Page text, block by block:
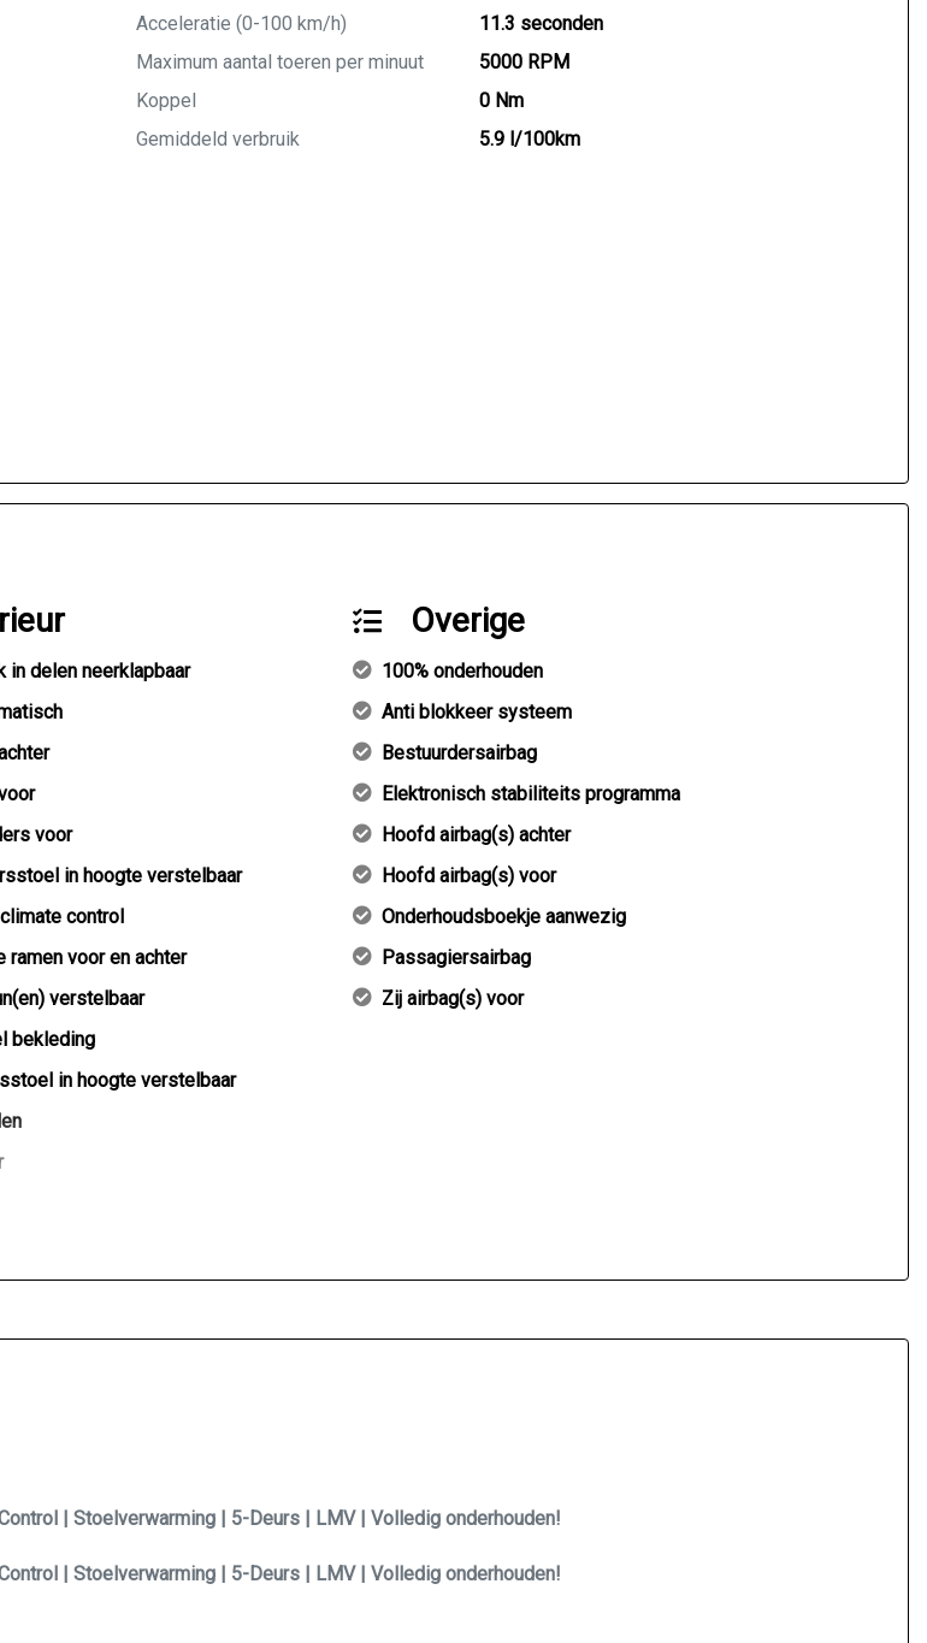
Acceleratie (0-100 km/h)
11.3 seconden
Maximum aantal toeren per minuut
5000 RPM
Koppel
0 Nm
Gemiddeld verbruik
5.9 l/100km
in delen neerklapbaar
voor
in hoogte verstelbaar
control
ramen voor en achter
verstelbaar
bekleding
in hoogte verstelbaar
Overige
100% onderhouden
Anti blokkeer systeem
Bestuurdersairbag
Elektronisch stabiliteits programma
Hoofd airbag(s) achter
Hoofd airbag(s) voor
Onderhoudsboekje aanwezig
Passagiersairbag
Zij airbag(s) voor
| Stoelverwarming | 5-Deurs | LMV | Volledig onderhouden!
| Stoelverwarming | 5-Deurs | LMV | Volledig onderhouden!